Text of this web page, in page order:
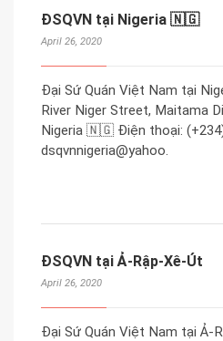
ĐSQVN tại Nigeria 🇳🇬
April 26, 2020
Đại Sứ Quán Việt Nam tại
River Niger Street, Maitama
Nigeria 🇳🇬 Điện thoại:
dsqvnnigeria@yahoo.
ĐSQVN tại Ả-Rập-Xê-Út
April 26, 2020
Đại Sứ Quán Việt Nam tại Ả-